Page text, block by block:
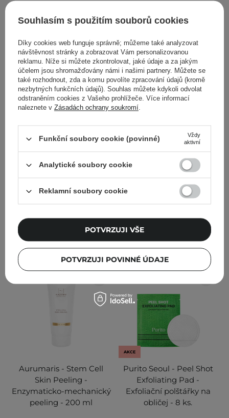
papainem a ficinem a
PŘIDAT DO KOŠÍKU
Powder - Multifunkční
PŘIDAT DO KOŠÍKU
Aurumaris - Stem Cell
Skin Peeling -
Enzymaticko-mechanický
peeling - 200 ml
AKCE
Purito Seoul - Peel Shot
Exfoliating Pad -
Exfoliační polštářky na
obličej - 8 ks.
Souhlasím s použitím souborů cookies
Díky cookies web funguje správně; můžeme také analyzovat
návštěvnost stránky a zobrazovat Vám personalizovanou
reklamu. Níže si můžete zkontrolovat, jaké údaje a za jakým
účelem jsou shromažďovány námi i našimi partnery. Můžete se
také rozhodnout, zda a komu povolíte zpracování údajů (kromě
nezbytných funkčních údajů). Souhlas můžete kdykoli odvolat
odstraněním cookies z Vašeho prohlížeče. Více informací
naleznete v Zásadách ochrany soukromí.
Funkční soubory cookie (povinné)
Vždy
aktivní
Analytické soubory cookie
Reklamní soubory cookie
POTVRZUJI POVINNÉ ÚDAJE
POTVRZUJI VŠE